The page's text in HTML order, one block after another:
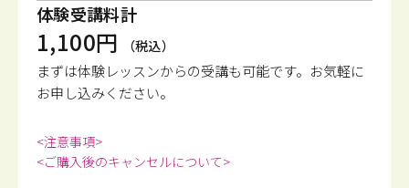
体験受講料計
1,100円 （税込）
まずは体験レッスンからの受講も可能です。 お気軽に
お申し込みください。
<注意事項>
<ご購入後のキャンセルについて>